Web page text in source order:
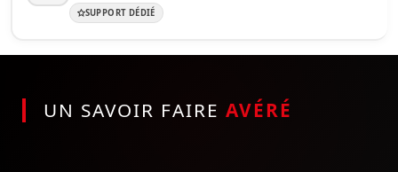
SUPPORT DÉDIÉ
UN SAVOIR FAIRE AVÉRÉ